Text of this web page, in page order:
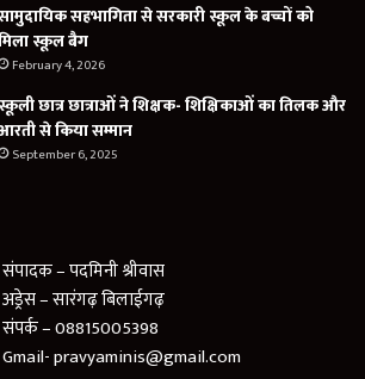
सहभागिता से सरकारी स्कूल के बच्चों को
स्कूल बैग
February 4, 2026
स्कूली छात्र छात्राओं ने शिक्षक- शिक्षिकाओं का तिलक और
से किया सम्मान
September 6, 2025
संपादक – पदमिनी श्रीवास
अड्रेस – सारंगढ़ बिलाईगढ़
संपर्क – 08815005398
Gmail- pravyaminis@gmail.com